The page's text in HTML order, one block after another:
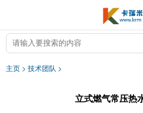
主页 > 技术团队 >
立式燃气常压热